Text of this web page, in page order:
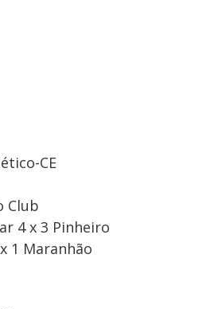
CE
Club
4 x 3 Pinheiro
1 Maranhão